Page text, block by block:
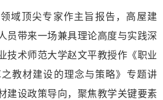
域顶尖专家作主旨报告，高屋建
员带来一场兼具理论高度与实践深
技术师范大学赵文平教授作《职业
教材建设的理念与策略》专题讲
建设政策导向，聚焦教学关键要素